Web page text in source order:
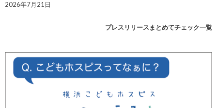
2026年7月21日
プレスリリースまとめてチェック一覧